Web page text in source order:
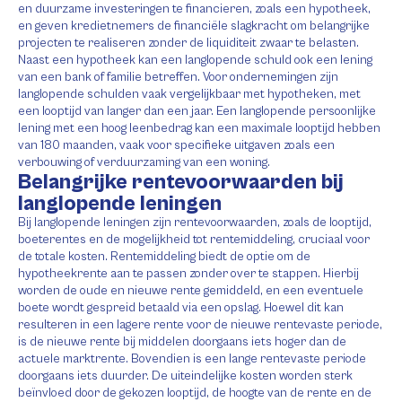
en duurzame investeringen te financieren, zoals een hypotheek,
en geven kredietnemers de financiële slagkracht om belangrijke
projecten te realiseren zonder de liquiditeit zwaar te belasten.
Naast een hypotheek kan een langlopende schuld ook een lening
van een bank of familie betreffen. Voor ondernemingen zijn
langlopende schulden vaak vergelijkbaar met hypotheken, met
een looptijd van langer dan een jaar. Een langlopende persoonlijke
lening met een hoog leenbedrag kan een maximale looptijd hebben
van 180 maanden, vaak voor specifieke uitgaven zoals een
verbouwing of verduurzaming van een woning.
Belangrijke rentevoorwaarden bij
langlopende leningen
Bij langlopende leningen zijn rentevoorwaarden, zoals de looptijd,
boeterentes en de mogelijkheid tot rentemiddeling, cruciaal voor
de totale kosten. Rentemiddeling biedt de optie om de
hypotheekrente aan te passen zonder over te stappen. Hierbij
worden de oude en nieuwe rente gemiddeld, en een eventuele
boete wordt gespreid betaald via een opslag. Hoewel dit kan
resulteren in een lagere rente voor de nieuwe rentevaste periode,
is de nieuwe rente bij middelen doorgaans iets hoger dan de
actuele marktrente. Bovendien is een lange rentevaste periode
doorgaans iets duurder. De uiteindelijke kosten worden sterk
beïnvloed door de gekozen looptijd, de hoogte van de rente en de